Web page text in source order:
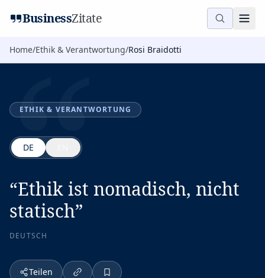
BusinessZitate
Home/Ethik & Verantwortung/Rosi Braidotti
“
ETHIK & VERANTWORTUNG
DE
“Ethik ist nomadisch, nicht
statisch”
DEUTSCH
Teilen